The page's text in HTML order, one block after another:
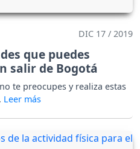
DIC 17 / 2019
que puedes
salir de Bogotá
te preocupes y realiza estas